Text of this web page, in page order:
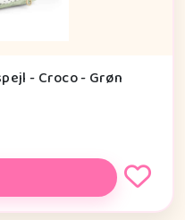
- Croco - Grøn